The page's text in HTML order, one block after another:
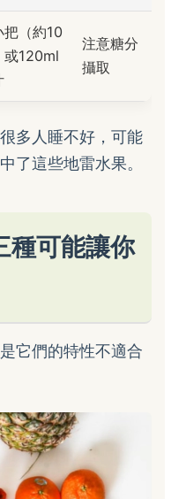
把（約10
或120ml
注意糖分
攝取
多人睡不好，可能
了這些地雷水果。
種可能讓你
它們的特性不適合